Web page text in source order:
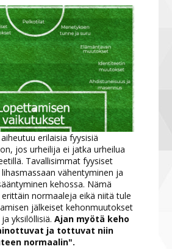
erilaisia fyysisiä
jos urheilija ei jatka urheilua
Tavallisimmat fyysiset
vähentyminen ja
kehossa. Nämä
normaaleja eikä niitä tule
jälkeiset kehonmuutokset
yksilöllisiä.Ajan myötä keho
ja tottuvat niin
normaalin".